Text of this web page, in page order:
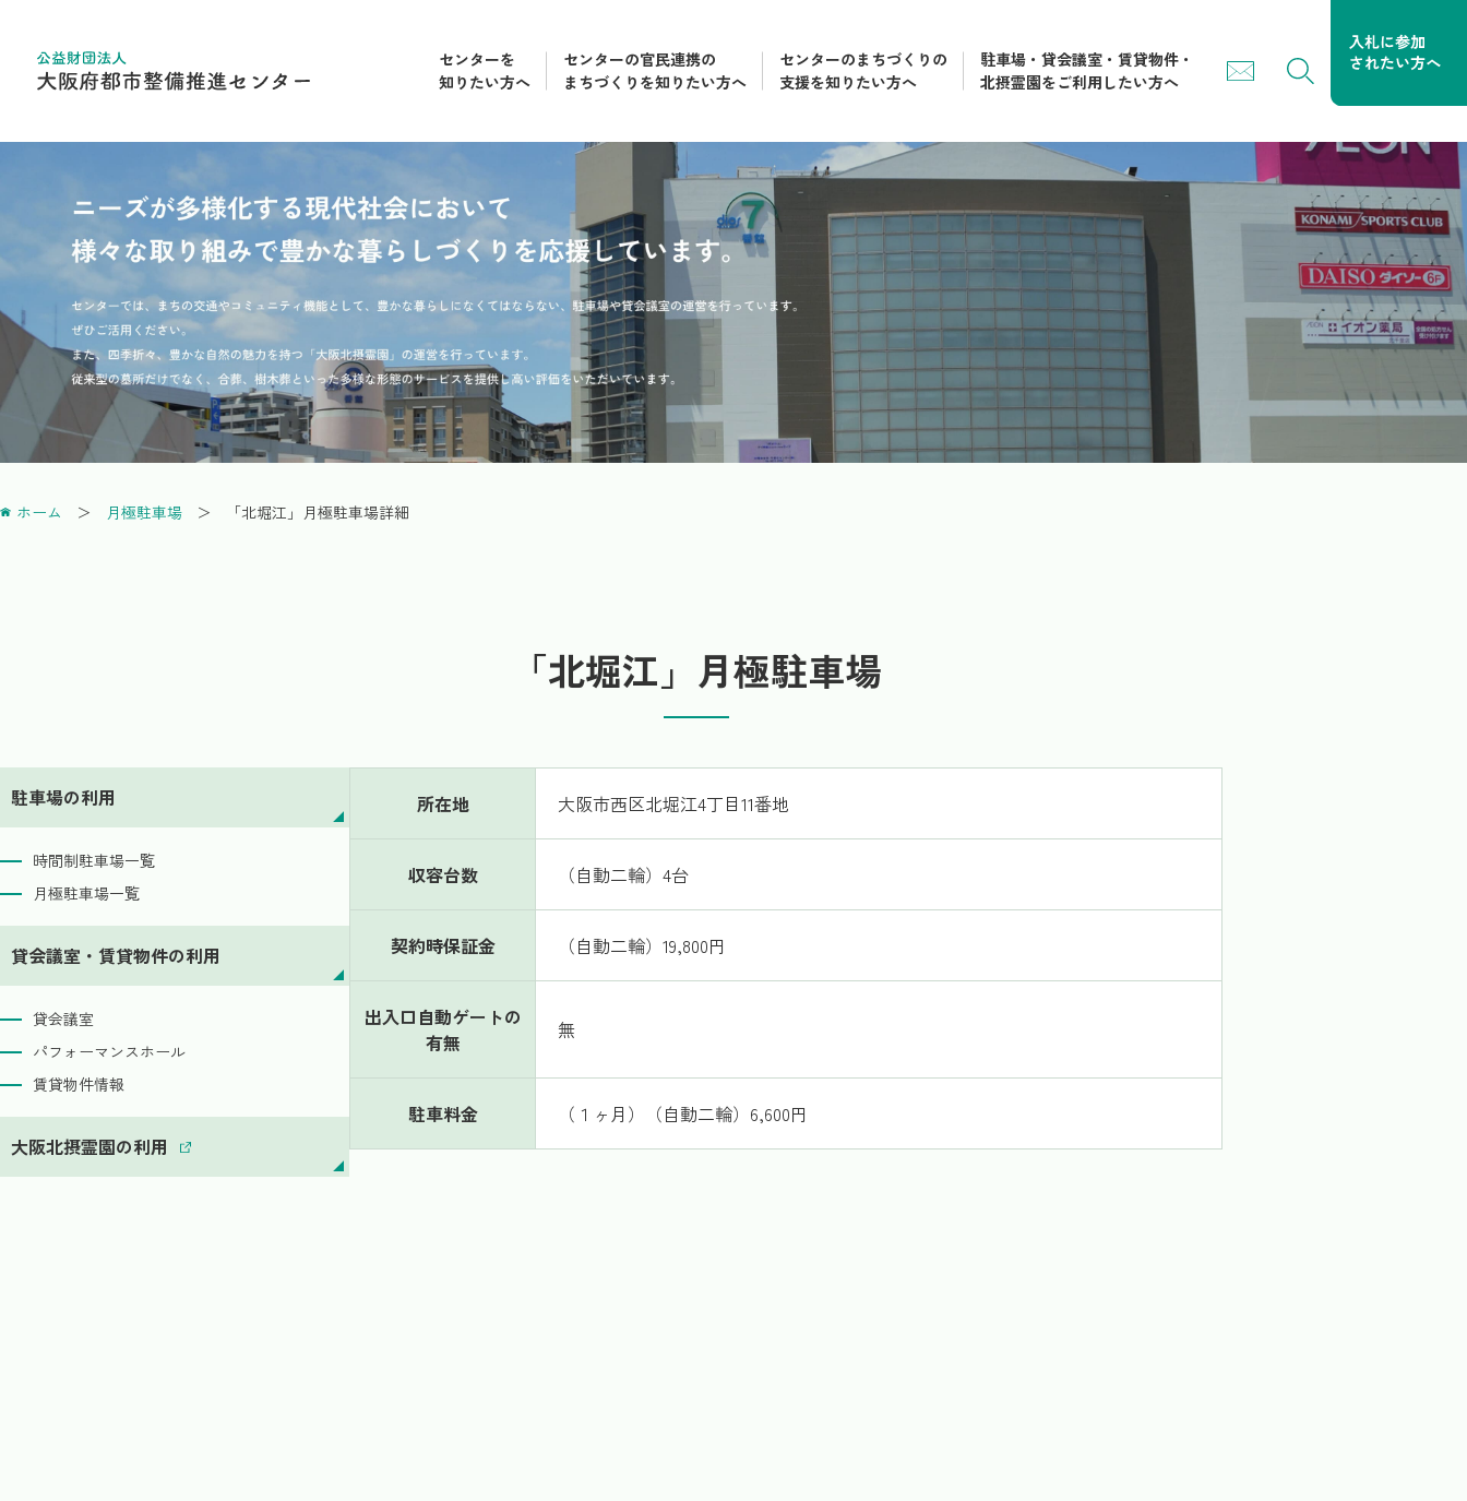
センターを
知りたい方へ
センターの官民連携の
まちづくりを知りたい方へ
センターのまちづくりの
支援を知りたい方へ
駐車場・貸会議室・賃貸物件・
北摂霊園をご利用したい方へ
ホーム 月極駐車場 「北堀江」月極駐車場詳細
「北堀江」月極駐車場
駐車場の利用
時間制駐車場一覧
月極駐車場一覧
貸会議室・賃貸物件の利用
貸会議室
パフォーマンスホール
賃貸物件情報
大阪北摂霊園の利用
所在地 大阪市西区北堀江4丁目11番地
収容台数 （自動二輪）4台
契約時保証金 （自動二輪）19,800円
出入口自動ゲートの
有無
無
駐車料金 （１ヶ月）（自動二輪）6,600円